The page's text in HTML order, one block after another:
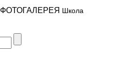
ФОТОГАЛЕРЕЯ Школа